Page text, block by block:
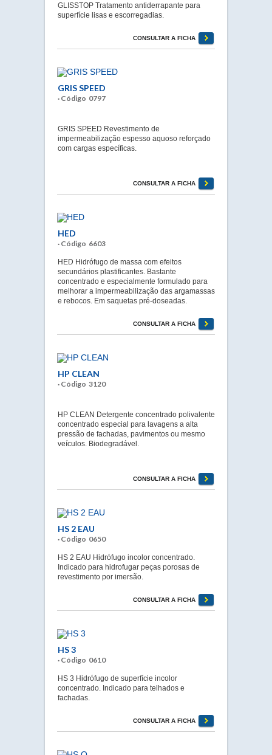
GLISSTOP Tratamento antiderrapante para
superfície lisas e escorregadias.
CONSULTAR A FICHA
GRIS SPEED
· Código 0797
GRIS SPEED Revestimento de
impermeabilização espesso aquoso reforçado
com cargas específicas.
CONSULTAR A FICHA
HED
· Código 6603
HED Hidrófugo de massa com efeitos
secundários plastificantes. Bastante
concentrado e especialmente formulado para
melhorar a impermeabilização das argamassas
e rebocos. Em saquetas pré-doseadas.
CONSULTAR A FICHA
HP CLEAN
· Código 3120
HP CLEAN Detergente concentrado polivalente
concentrado especial para lavagens a alta
pressão de fachadas, pavimentos ou mesmo
veículos. Biodegradável.
CONSULTAR A FICHA
HS 2 EAU
· Código 0650
HS 2 EAU Hidrófugo incolor concentrado.
Indicado para hidrofugar peças porosas de
revestimento por imersão.
CONSULTAR A FICHA
HS 3
· Código 0610
HS 3 Hidrófugo de superfície incolor
concentrado. Indicado para telhados e
fachadas.
CONSULTAR A FICHA